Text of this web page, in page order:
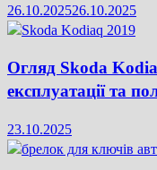
26.10.202526.10.2025
Огляд Skoda
експлуатації та
23.10.2025